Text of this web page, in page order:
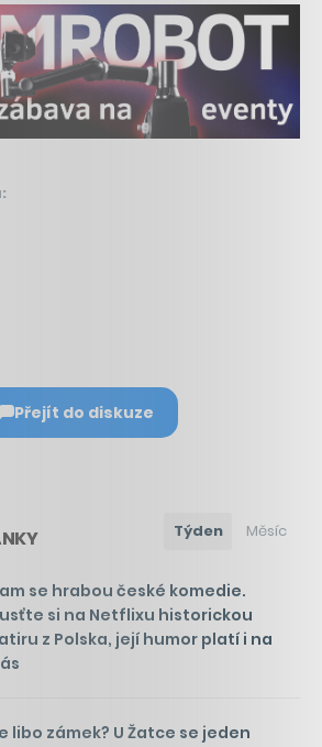
Přejít do diskuze
Týden Měsíc
se hrabou české komedie.
si na Netflixu historickou
z Polska, její humor platí i na
libo zámek? U Žatce se jeden